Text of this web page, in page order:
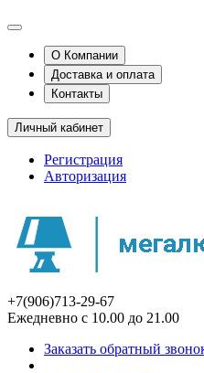
О Компании
Доставка и оплата
Контакты
Личный кабинет
Регистрация
Авторизация
+7(906)713-29-67
Ежедневно с 10.00 до 21.00
Заказать обратный